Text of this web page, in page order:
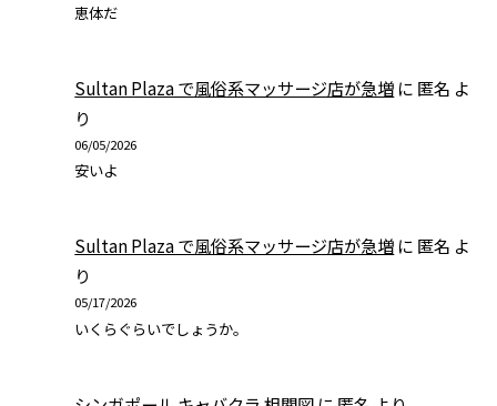
恵体だ
Sultan Plaza で風俗系マッサージ店が急増 に 匿名 よ
り
06/05/2026
安いよ
Sultan Plaza で風俗系マッサージ店が急増 に 匿名 よ
り
05/17/2026
いくらぐらいでしょうか。